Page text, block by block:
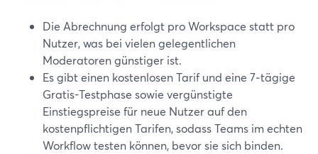
Die Abrechnung erfolgt pro Workspace statt pro
Nutzer, was bei vielen gelegentlichen
Moderatoren günstiger ist.
Es gibt einen kostenlosen Tarif und eine 7‑tägige
Gratis-Testphase sowie vergünstigte
Einstiegspreise für neue Nutzer auf den
kostenpflichtigen Tarifen, sodass Teams im echten
Workflow testen können, bevor sie sich binden.